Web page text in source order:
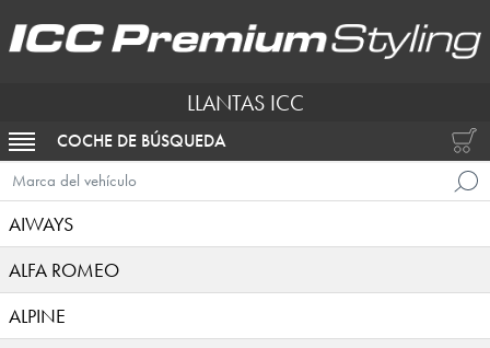
LLANTAS ICC
ACTIVAR NAVEGACIÓN
COCHE DE BÚSQUEDA
Marca del vehículo
AIWAYS
ALFA ROMEO
ALPINE